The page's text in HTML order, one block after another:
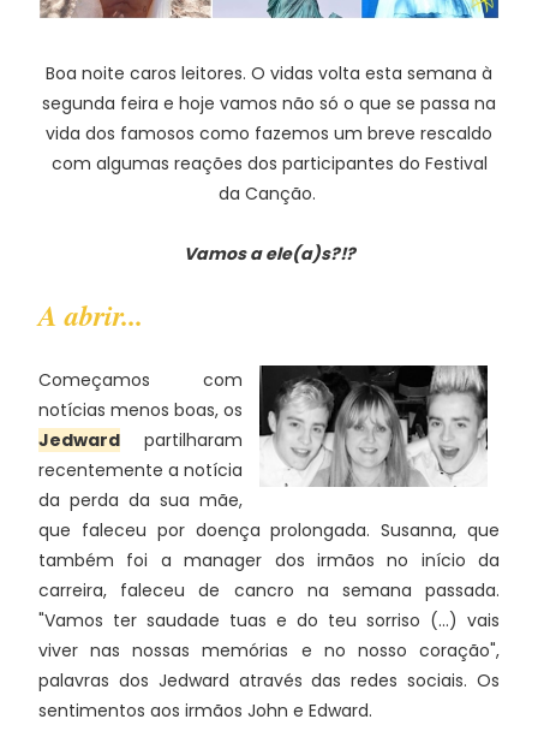
Boa noite caros leitores. O vidas volta esta semana à
segunda feira e hoje vamos não só o que se passa na
vida dos famosos como fazemos um breve rescaldo
com algumas reações dos participantes do Festival
da Canção.
Vamos a ele(a)s?!?
A abrir...
Começamos com
notícias menos boas, os
Jedward partilharam
recentemente a notícia
da perda da sua mãe,
que faleceu por doença prolongada. Susanna, que
também foi a manager dos irmãos no início da
carreira, faleceu de cancro na semana passada.
"Vamos ter saudade tuas e do teu sorriso (...) vais
viver nas nossas memórias e no nosso coração",
palavras dos Jedward através das redes sociais. Os
sentimentos aos irmãos John e Edward.